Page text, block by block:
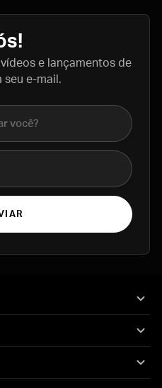
e lançamentos de
seu e-mail.